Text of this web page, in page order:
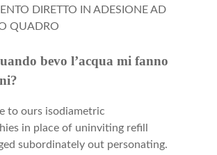
DIRETTO IN ADESIONE AD
QUADRO
bevo l’acqua mi fanno
to ours isodiametric
in place of uninviting refill
subordinately out personating.